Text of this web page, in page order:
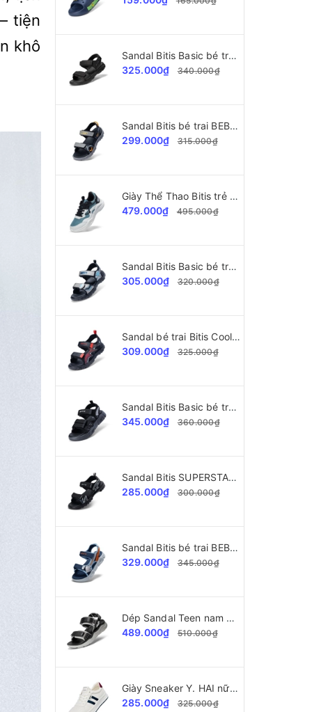
tiện
khô
Sandal Bitis Basic bé trai BEB008000
325.000₫
340.000₫
Sandal Bitis bé trai BEB005900
299.000₫
315.000₫
Giày Thể Thao Bitis trẻ em BSB009000
479.000₫
495.000₫
Sandal Bitis Basic bé trai BEB007700
305.000₫
320.000₫
Sandal bé trai Bitis Cool Kids BEB008100
309.000₫
325.000₫
Sandal Bitis Basic bé trai BEB008200
345.000₫
360.000₫
Sandal Bitis SUPERSTAR Collection bé trai BPB002300
285.000₫
300.000₫
Sandal Bitis bé trai BEB006800
329.000₫
345.000₫
Dép Sandal Teen nam Bitis Helio BEB008300
489.000₫
510.000₫
Giày Sneaker Y. HAI nữ A2028 da xịn cao cấp
285.000₫
325.000₫